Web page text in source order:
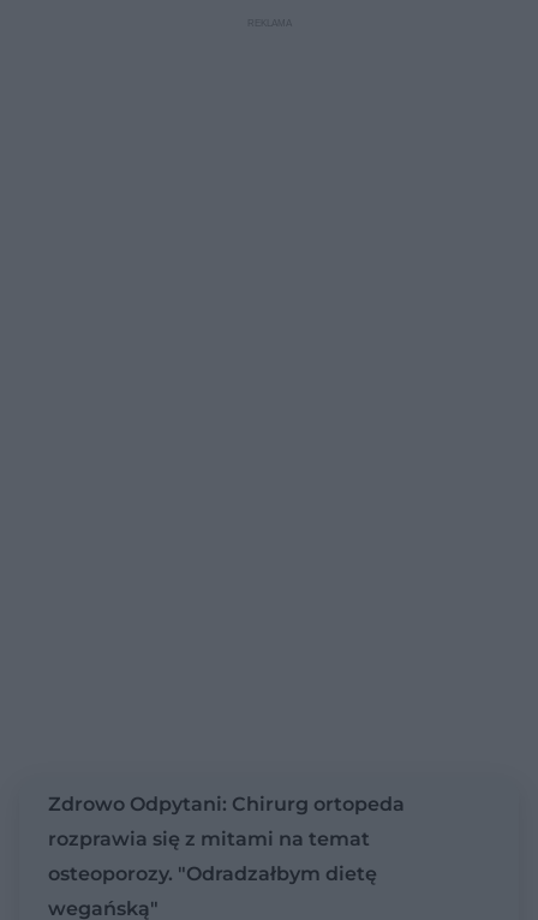
Zdrowo Odpytani: Chirurg ortopeda
rozprawia się z mitami na temat
osteoporozy. "Odradzałbym dietę
wegańską"